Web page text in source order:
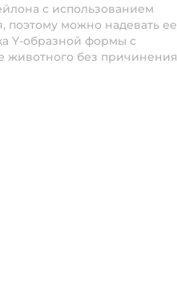
с использованием
поэтому можно надевать ее
Y-образной формы с
животного без причинения